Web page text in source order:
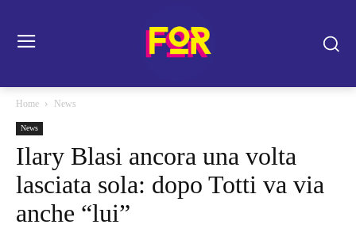
Home News
News
Ilary Blasi ancora una volta
lasciata sola: dopo Totti va via
anche “lui”